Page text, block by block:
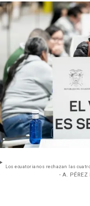
Los ecuatorianos rechazan las
- A. PÉREZ